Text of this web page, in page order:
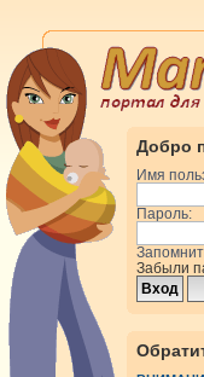
Добро
Имя
Пароль:
Забыли